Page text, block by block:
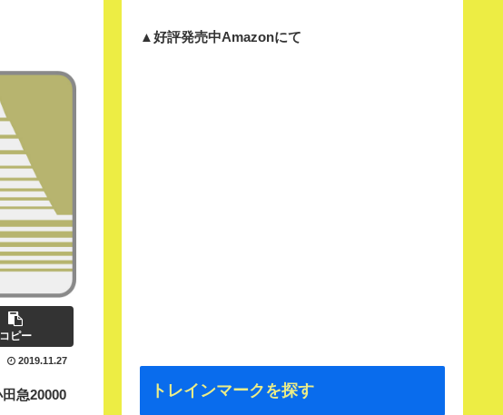
コピー
2019.11.27
急20000
▲好評発売中Amazonにて
トレインマークを探す